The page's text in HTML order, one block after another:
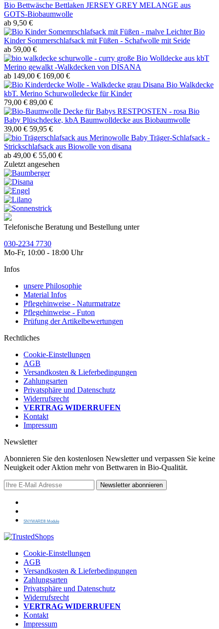
Bio Bettwäsche Bettlaken JERSEY GREY MELANGE aus
GOTS-Biobaumwolle
ab 9,50 €
Leichter Bio
Kinder Sommerschlafsack mit Füßen - Schafwolle mit Seide
ab 59,00 €
große Bio Wolldecke aus kbT
Merino gewalkt -Walkdecken von DISANA
ab 149,00 € 169,00 €
Disana Bio Walkdecke
kbT. Merino Schurwolledecke für Kinder
79,00 € 89,00 €
RESTPOSTEN - rosa Bio
Baby Plüschdecke, kbA Baumwolldecke aus Biobaumwolle
39,00 € 59,95 €
Baby Träger-Schlafsack -
Strickschlafsack aus Biowolle von disana
ab 49,00 € 55,00 €
Zuletzt angesehen
Telefonische Beratung und Bestellung unter
030-2234 7730
Mo-Fr, 10:00 - 18:00 Uhr
Infos
unsere Philosophie
Material Infos
Pflegehinweise - Naturmatratze
Pflegehinweise - Futon
Prüfung der Artikelbewertungen
Rechtliches
Cookie-Einstellungen
AGB
Versandkosten & Lieferbedingungen
Zahlungsarten
Privatsphäre und Datenschutz
Widerrufsrecht
VERTRAG WIDERRUFEN
Kontakt
Impressum
Newsletter
Abonnieren Sie den kostenlosen Newsletter und verpassen Sie keine
Neuigkeit oder Aktion mehr von Bettwaren in Bio-Qualität.
Newsletter abonnieren
SNYWARE® Module
Cookie-Einstellungen
AGB
Versandkosten & Lieferbedingungen
Zahlungsarten
Privatsphäre und Datenschutz
Widerrufsrecht
VERTRAG WIDERRUFEN
Kontakt
Impressum